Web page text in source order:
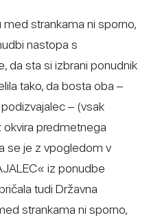
strankama ni sporno,
nastopa s
da sta si izbrani ponudnik
tako, da bosta oba –
– (vsak
okvira predmetnega
se je z vpogledom v
iz ponudbe
tudi Državna
strankama ni sporno,